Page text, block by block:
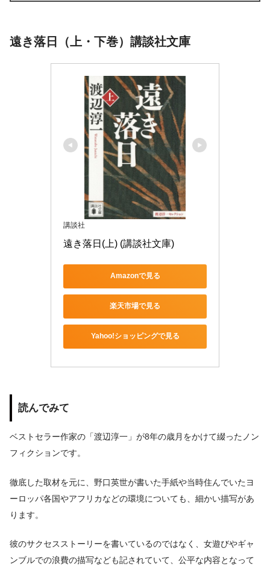
遠き落日（上・下巻）講談社文庫
講談社
遠き落日(上) (講談社文庫)
Amazonで見る
楽天市場で見る
Yahoo!ショッピングで見る
読んでみて
ベストセラー作家の「渡辺淳一」が8年の歳月をかけて綴ったノン
フィクションです。
徹底した取材を元に、野口英世が書いた手紙や当時住んでいたヨ
ーロッパ各国やアフリカなどの環境についても、細かい描写があ
ります。
彼のサクセスストーリーを書いているのではなく、女遊びやギャ
ンブルでの浪費の描写なども記されていて、公平な内容となって